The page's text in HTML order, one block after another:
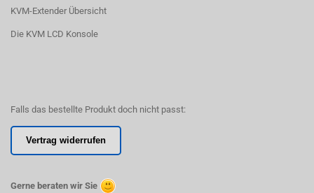
KVM-Extender Übersicht
Die KVM LCD Konsole
Falls das bestellte Produkt doch nicht passt:
Vertrag widerrufen
Gerne beraten wir Sie